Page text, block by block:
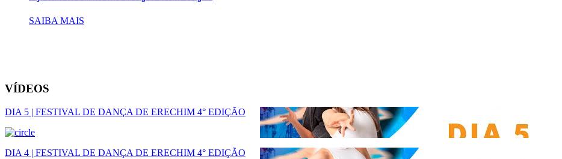
SAIBA MAIS
VÍDEOS
DIA 5 | FESTIVAL DE DANÇA DE ERECHIM 4° EDIÇÃO
DIA 4 | FESTIVAL DE DANÇA DE ERECHIM 4° EDIÇÃO